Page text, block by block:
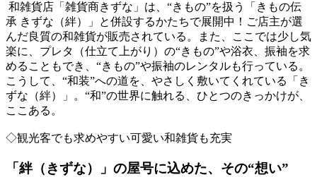
和雑貨店「雑貨商きずな」は、“きもの”を扱う「きもの伝
承 きずな（絆）」と併設するかたちで展開中！ご店主が選
んだ良質の和雑貨が販売されている。また、ここでは少し気
楽に、プレタ（仕立て上がり）の“きもの”や浴衣、振袖を求
めることもでき、“きもの”や振袖のレンタルも行っている。
こうして、“和装”への道を、やさしく敷いてくれている「き
ずな（絆）」。“和”の世界に触れる、ひとつのきっかけが、
ここある。
◇観光客でも求めやすい可愛い和雑貨も充実
「絆（きずな）」の屋号に込めた、その“想い”